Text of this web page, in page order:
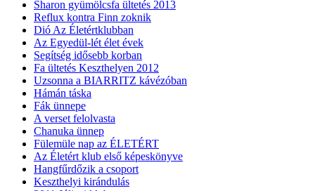
Sharon gyümölcsfa ültetés 2013
Reflux kontra Finn zoknik
Dió Az Életértklubban
Az Egyedül-lét élet évek
Segítség idősebb korban
Fa ültetés Keszthelyen 2012
Uzsonna a BIARRITZ kávézóban
Hámán táska
Fák ünnepe
A verset felolvasta
Chanuka ünnep
Fülemüle nap az ÉLETÉRT
Az Életért klub első képeskönyve
Hangfűrdőzik a csoport
Keszthelyi kirándulás